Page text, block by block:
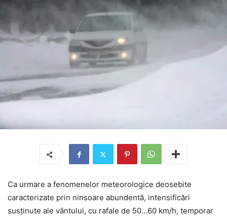
Ca urmare a fenomenelor meteorologice deosebite
caracterizate prin ninsoare abundentă, intensificări
susținute ale vântului, cu rafale de 50…60 km/h, temporar